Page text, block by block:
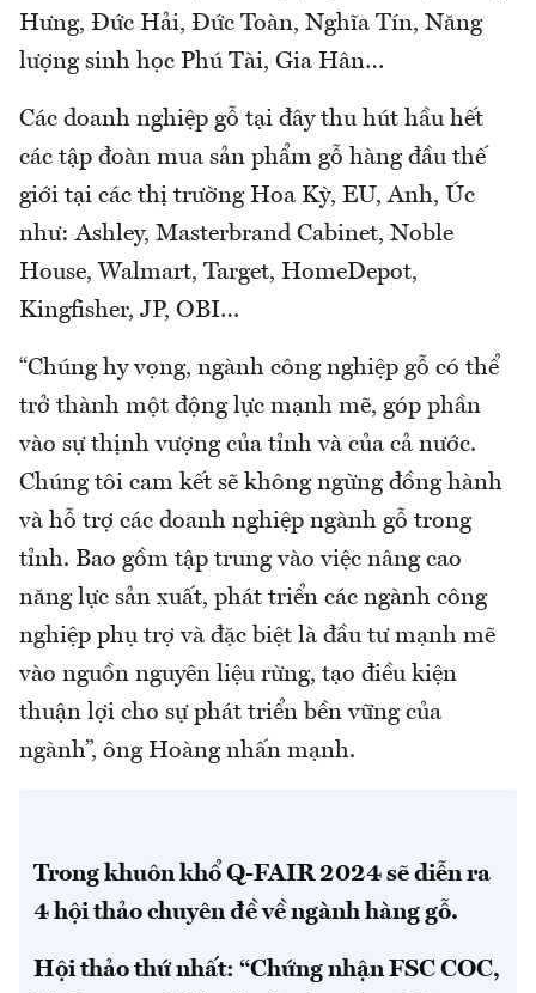
Hưng, Đức Hải, Đức Toàn, Nghĩa Tín, Năng
lượng sinh học Phú Tài, Gia Hân…
Các doanh nghiệp gỗ tại đây thu hút hầu hết
các tập đoàn mua sản phẩm gỗ hàng đầu thế
giới tại các thị trường Hoa Kỳ, EU, Anh, Úc
như: Ashley, Masterbrand Cabinet, Noble
House, Walmart, Target, HomeDepot,
Kingfisher, JP, OBI…
“Chúng hy vọng, ngành công nghiệp gỗ có thể
trở thành một động lực mạnh mẽ, góp phần
vào sự thịnh vượng của tỉnh và của cả nước.
Chúng tôi cam kết sẽ không ngừng đồng hành
và hỗ trợ các doanh nghiệp ngành gỗ trong
tỉnh. Bao gồm tập trung vào việc nâng cao
năng lực sản xuất, phát triển các ngành công
nghiệp phụ trợ và đặc biệt là đầu tư mạnh mẽ
vào nguồn nguyên liệu rừng, tạo điều kiện
thuận lợi cho sự phát triển bền vững của
ngành”, ông Hoàng nhấn mạnh.
Trong khuôn khổ Q-FAIR 2024 sẽ diễn ra
4 hội thảo chuyên đề về ngành hàng gỗ.
Hội thảo thứ nhất: “Chứng nhận FSC COC,